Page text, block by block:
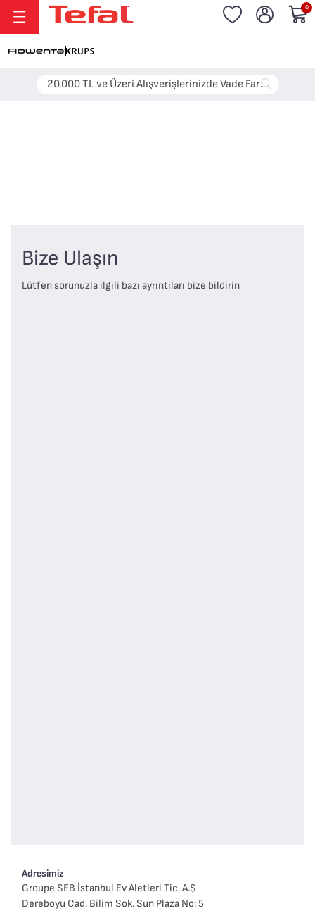
20.000 TL ve Üzeri Alışverişlerinizde Vade Farksız 6 Taksit!
0
Bize Ulaşın
Lütfen sorunuzla ilgili bazı ayrıntıları bize bildirin
Adresimiz
Groupe SEB İstanbul Ev Aletleri Tic. A.Ş
Dereboyu Cad. Bilim Sok. Sun Plaza No: 5